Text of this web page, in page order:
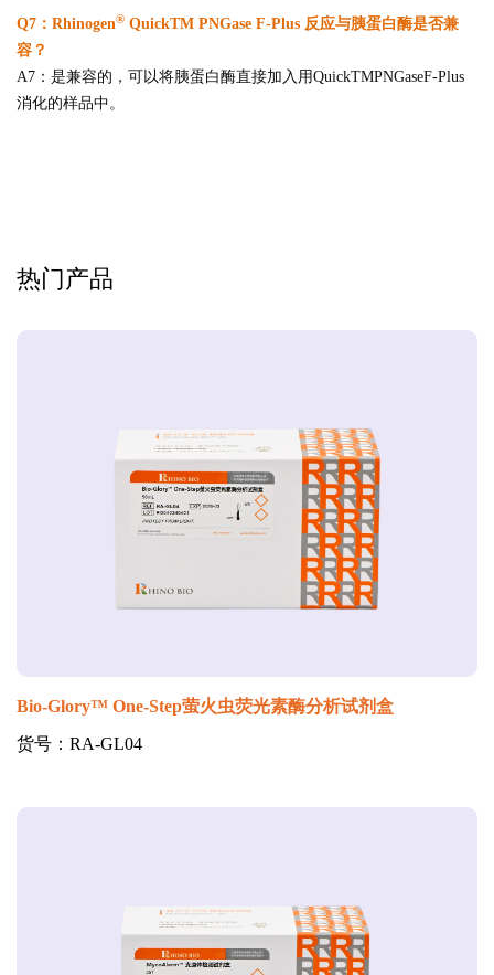
Q7：Rhinogen® QuickTM PNGase F-Plus 反应与胰蛋白酶是否兼
容？
A7：是兼容的，可以将胰蛋白酶直接加入用QuickTMPNGaseF-Plus
消化的样品中。
热门产品
Bio-Glory™ One-Step萤火虫荧光素酶分析试剂盒
货号：RA-GL04